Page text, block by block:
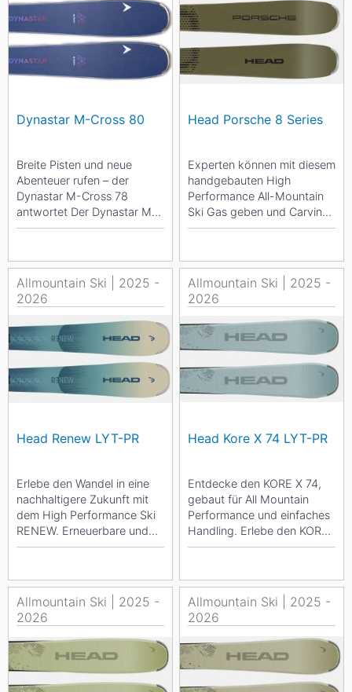
Dynastar M-Cross 80
Breite Pisten und neue
Abenteuer rufen – der
Dynastar M-Cross 78
antwortet Der Dynastar M-
Cross 78 gleitet mühelos
Head Porsche 8 Series
Experten können mit diesem
handgebauten High
Performance All-Mountain
Ski Gas geben und Carving-
Schwünge genießen. Er
Allmountain Ski | 2025 -
2026
Head Renew LYT-PR
Erlebe den Wandel in eine
nachhaltigere Zukunft mit
dem High Performance Ski
RENEW. Erneuerbare und
recycelbare Materialien
Allmountain Ski | 2025 -
2026
Head Kore X 74 LYT-PR
Entdecke den KORE X 74,
gebaut für All Mountain
Performance und einfaches
Handling. Erlebe den KORE
X 74, einen vielseitigen
Allmountain Ski | 2025 -
2026
Allmountain Ski | 2025 -
2026